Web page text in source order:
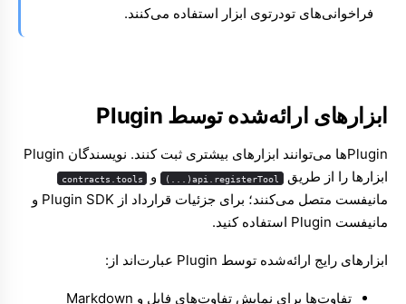
فراخوانی‌های تودرتوی ابزار استفاده می‌کنند.
ابزارهای ارائه‌شده توسط Plugin
Pluginها می‌توانند ابزارهای بیشتری ثبت کنند. نویسندگان Plugin
ابزارها را از طریق
api.registerTool(...) و contracts.tools
مانیفست متصل می‌کنند؛ برای جزئیات قرارداد از SDK ‏Plugin
و
مانیفست Plugin
استفاده کنید.
ابزارهای رایج ارائه‌شده توسط Plugin عبارت‌اند از:
تفاوت‌ها برای نمایش تفاوت‌های فایل و Markdown